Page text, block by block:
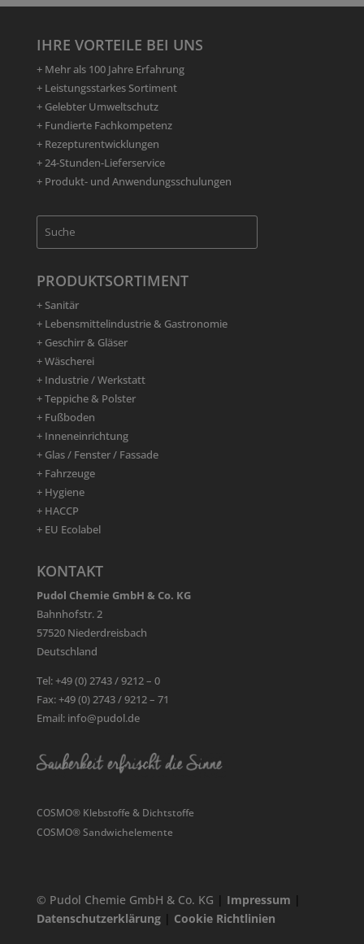
IHRE VORTEILE BEI UNS
+ Mehr als 100 Jahre Erfahrung
+ Leistungsstarkes Sortiment
+ Gelebter Umweltschutz
+ Fundierte Fachkompetenz
+ Rezepturentwicklungen
+ 24-Stunden-Lieferservice
+ Produkt- und Anwendungsschulungen
PRODUKTSORTIMENT
+ Sanitär
+ Lebensmittelindustrie & Gastronomie
+ Geschirr & Gläser
+ Wäscherei
+ Industrie / Werkstatt
+ Teppiche & Polster
+ Fußboden
+ Inneneinrichtung
+ Glas / Fenster / Fassade
+ Fahrzeuge
+ Hygiene
+ HACCP
+ EU Ecolabel
KONTAKT
Pudol Chemie GmbH & Co. KG
Bahnhofstr. 2
57520 Niederdreisbach
Deutschland
Tel: +49 (0) 2743 / 9212 – 0
Fax: +49 (0) 2743 / 9212 – 71
Email: info@pudol.de
COSMO® Klebstoffe & Dichtstoffe
COSMO® Sandwichelemente
© Pudol Chemie GmbH & Co. KG | Impressum |
Datenschutzerklärung| Cookie Richtlinien